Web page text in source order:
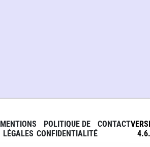
MENTIONS
LÉGALES
POLITIQUE DE
CONFIDENTIALITÉ
CONTACT